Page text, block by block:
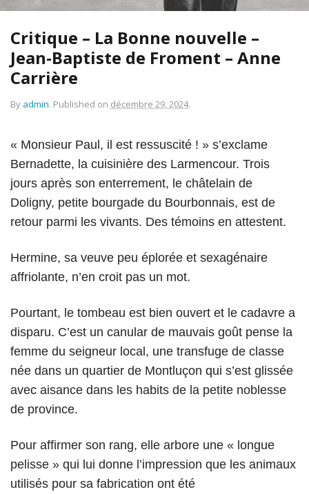
Critique – La Bonne nouvelle –
Jean-Baptiste de Froment – Anne
Carrière
By admin. Published on décembre 29, 2024.
« Monsieur Paul, il est ressuscité ! » s’exclame
Bernadette, la cuisinière des Larmencour. Trois
jours après son enterrement, le châtelain de
Doligny, petite bourgade du Bourbonnais, est de
retour parmi les vivants. Des témoins en attestent.
Hermine, sa veuve peu éplorée et sexagénaire
affriolante, n’en croit pas un mot.
Pourtant, le tombeau est bien ouvert et le cadavre a
disparu. C’est un canular de mauvais goût pense la
femme du seigneur local, une transfuge de classe
née dans un quartier de Montluçon qui s’est glissée
avec aisance dans les habits de la petite noblesse
de province.
Pour affirmer son rang, elle arbore une « longue
pelisse » qui lui donne l’impression que les animaux
utilisés pour sa fabrication ont été